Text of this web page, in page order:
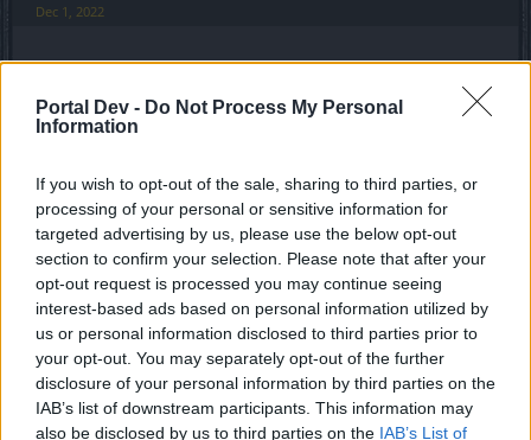
Portal Dev - Do Not Process My Personal
Information
If you wish to opt-out of the sale, sharing to third parties, or
processing of your personal or sensitive information for
targeted advertising by us, please use the below opt-out
section to confirm your selection. Please note that after your
opt-out request is processed you may continue seeing
interest-based ads based on personal information utilized by
us or personal information disclosed to third parties prior to
your opt-out. You may separately opt-out of the further
disclosure of your personal information by third parties on the
IAB’s list of downstream participants. This information may
also be disclosed by us to third parties on the IAB’s List of
Dec 1, 2022
Old Hand
обнову. Локи грузятся по 5 секунд, а в это время тебя
избивают. Это такой план по продаже према?) Раньше
же была мирная зона.
MENTOL
Living Forum Legend
Dark59 said:↑